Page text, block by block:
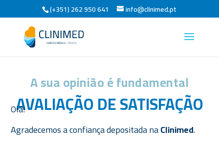
(+351) 262 950 641 info@clinimed.pt
A sua opinião é fundamental
AVALIAÇÃO DE SATISFAÇÃO
Olá!
Agradecemos a confiança depositada naClinimed.